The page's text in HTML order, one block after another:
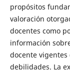
propósitos
valoración
docentes como
información
docente vigentes
debilidades. La